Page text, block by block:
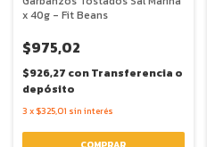
x 40g - Fit Beans
$975,02
$926,27 conTransferencia o
depósito
3 x $325,01 sin interés